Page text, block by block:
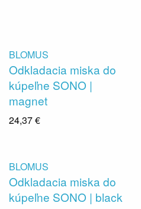
BLOMUS
Odkladacia miska do
kúpeľne SONO |
magnet
24,37 €
BLOMUS
Odkladacia miska do
kúpeľne SONO | black